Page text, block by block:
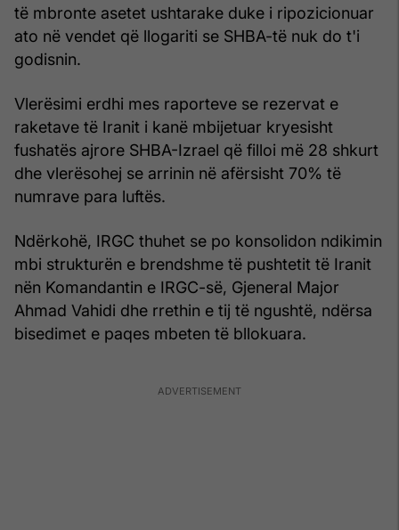
të mbronte asetet ushtarake duke i ripozicionuar
ato në vendet që llogariti se SHBA-të nuk do t'i
godisnin.
Vlerësimi erdhi mes raporteve se rezervat e
raketave të Iranit i kanë mbijetuar kryesisht
fushatës ajrore SHBA-Izrael që filloi më 28 shkurt
dhe vlerësohej se arrinin në afërsisht 70% të
numrave para luftës.
Ndërkohë, IRGC thuhet se po konsolidon ndikimin
mbi strukturën e brendshme të pushtetit të Iranit
nën Komandantin e IRGC-së, Gjeneral Major
Ahmad Vahidi dhe rrethin e tij të ngushtë, ndërsa
bisedimet e paqes mbeten të bllokuara.